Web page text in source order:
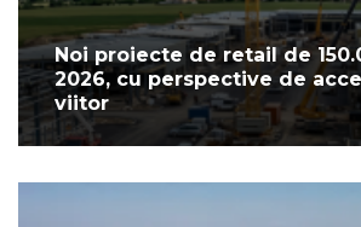
Noi proiecte de retail de
2026, cu perspective de
viitor